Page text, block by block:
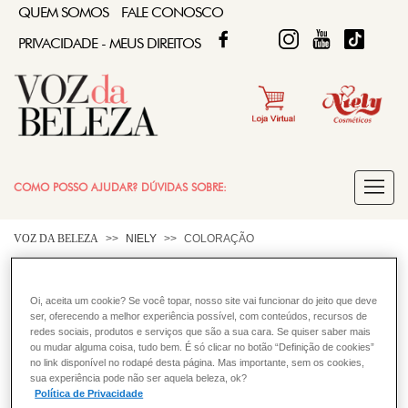
QUEM SOMOS
FALE CONOSCO
PRIVACIDADE - MEUS DIREITOS
FACEBOOK
TWITTERFIQUE DIVAFIQUE DIVA
COMO POSSO AJUDAR? DÚVIDAS SOBRE:
COLORAÇÃO
CABELO
VOZ DA BELEZA NIELY COLORAÇÃO
Eu já usei tintura antes e nunca
tive problema de reação alérgica,
mesmo assim tenho que fazer o
teste de alergia?
Oi, aceita um cookie? Se você topar, nosso site vai funcionar do jeito que deve
ser, oferecendo a melhor experiência possível, com conteúdos, recursos de
redes sociais, produtos e serviços que são a sua cara. Se quiser saber mais
ou mudar alguma coisa, tudo bem. É só clicar no botão “Definição de cookies”
no link disponível no rodapé desta página. Mas importante, sem os cookies,
sua experiência pode não ser aquela beleza, ok?
Política de Privacidade